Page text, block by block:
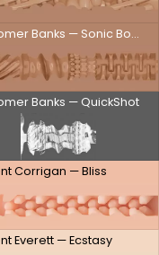
Boomer Banks — Sonic Boom
Banks — QuickShot
Corrigan — Bliss
Everett — Ecstasy